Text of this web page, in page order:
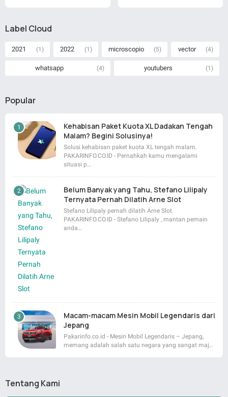
Label Cloud
2021 (1) 2022 (1) microscopio (5) vector (4)
whatsapp (4) youtubers (1)
Popular
Kehabisan Paket Kuota XL Dadakan Tengah
Malam? Begini Solusinya!
Solusi kehabisan paket kuota XL tengah malam.
PAKARINFO.CO.ID - Pernahkah kamu mengalami
situasi p…
Belum Banyak yang Tahu, Stefano Lilipaly
Ternyata Pernah Dilatih Arne Slot
Stefano Lilipaly pernah dilatih Arne Slot.
PAKARINFO.CO.ID - Stefano Lilipaly , mantan pemain
anda…
Macam-macam Mesin Mobil Legendaris dari
Jepang
Pakarinfo.co.id - Mesin Mobil Legendaris – Jepang,
memang adalah salah satu negara yang sangat maj…
Tentang Kami